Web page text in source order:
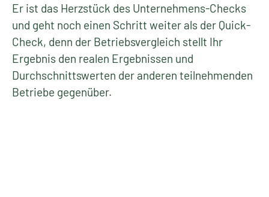
Er ist das Herzstück des Unternehmens-Checks
und geht noch einen Schritt weiter als der Quick-
Check, denn der Betriebsvergleich stellt Ihr
Ergebnis den realen Ergebnissen und
Durchschnittswerten der anderen teilnehmenden
Betriebe gegenüber.